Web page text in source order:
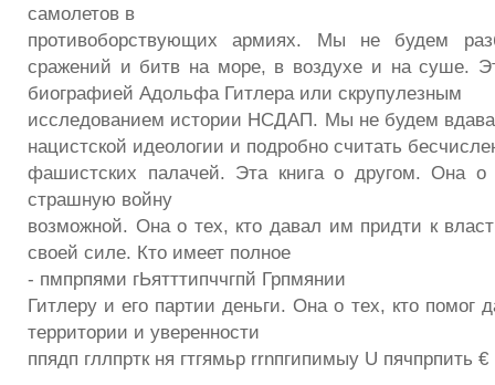
самолетов в
противоборствующих армиях. Мы не будем
сражений и битв на море, в воздухе и на суше.
биографией Адольфа Гитлера или скрупулезным
исследованием истории НСДАП. Мы не будем
нацистской идеологии и подробно считать
фашистских палачей. Эта книга о другом. Она о
страшную войну
возможной. Она о тех, кто давал им придти к
своей силе. Кто имеет полное
- пмпрпями гЬятттипччгпй Грпмянии
Гитлеру и его партии деньги. Она о тех, кто помог
территории и уверенности
ппядп гллпртк ня гтгямьр rrnпгипимыу U пячпрпить €